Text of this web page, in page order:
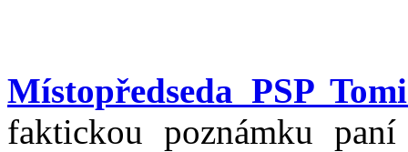
Místopředseda PSP
faktickou poznámku